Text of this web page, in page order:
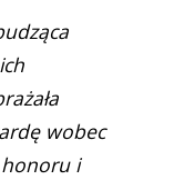
wobec
i